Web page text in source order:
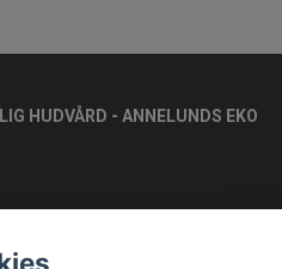
HUDVÅRD - ANNELUNDS EKO